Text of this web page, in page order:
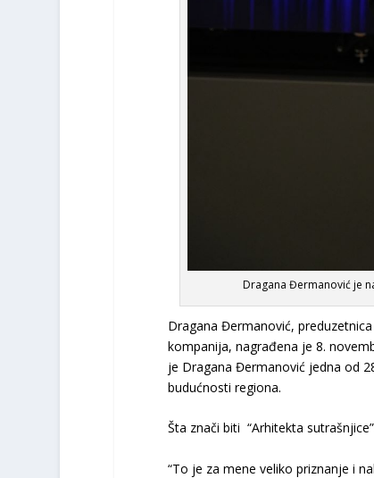
Dragana Đermanović je
Dragana Đermanović,
kompanija, nagrađena je 8.
je Dragana Đermanović jedna od
budućnosti regiona.
Šta znači biti “Arhitekta
“To je za mene veliko priznanje i